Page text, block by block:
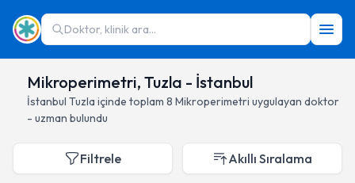
Doktor, klinik ara...
Mikroperimetri, Tuzla - İstanbul
İstanbul Tuzla içinde toplam 8 Mikroperimetri uygulayan doktor
- uzman bulundu
Filtrele Akıllı Sıralama